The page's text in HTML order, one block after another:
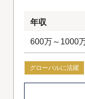
ます。国内に
に取り組み、
長戦略を描い
年収
600万～1000
グローバルに活躍